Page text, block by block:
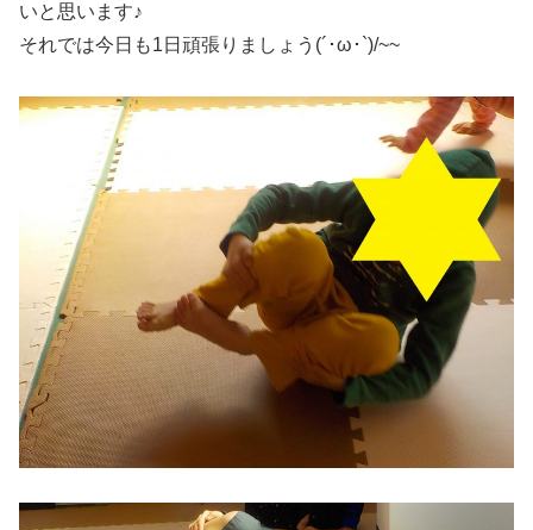
いと思います♪
それでは今日も1日頑張りましょう(´･ω･`)/~~